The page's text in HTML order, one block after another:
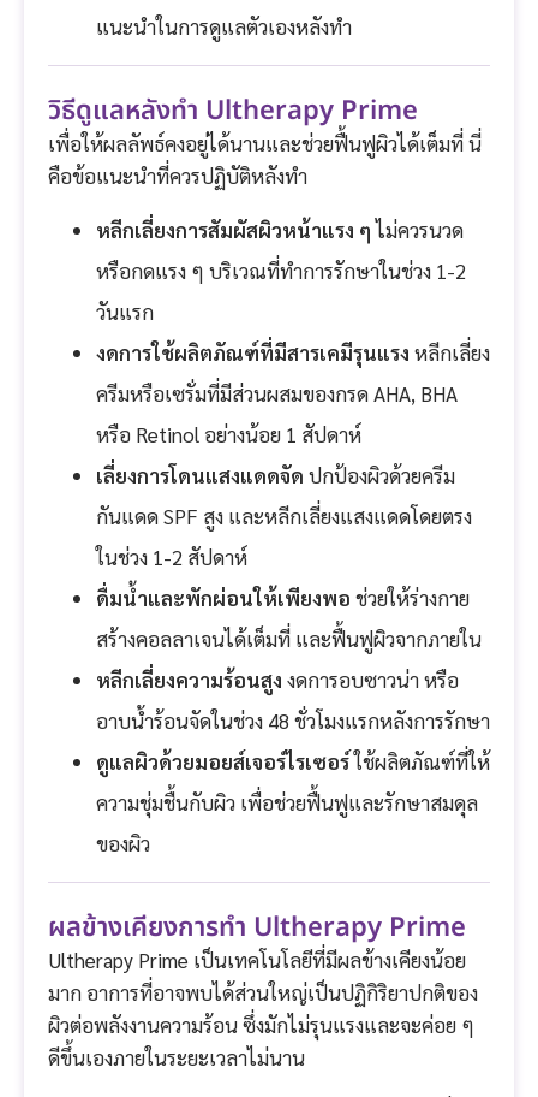
แนะนำในการดูแลตัวเองหลังทำ
วิธีดูแลหลังทำ Ultherapy Prime
เพื่อให้ผลลัพธ์คงอยู่ได้นานและช่วยฟื้นฟูผิวได้เต็มที่ นี่
คือข้อแนะนำที่ควรปฏิบัติหลังทำ
หลีกเลี่ยงการสัมผัสผิวหน้าแรง ๆไม่ควรนวด
หรือกดแรง ๆ บริเวณที่ทำการรักษาในช่วง 1-2
วันแรก
งดการใช้ผลิตภัณฑ์ที่มีสารเคมีรุนแรง หลีกเลี่ยง
ครีมหรือเซรั่มที่มีส่วนผสมของกรด AHA, BHA
หรือ Retinol อย่างน้อย 1 สัปดาห์
เลี่ยงการโดนแสงแดดจัด ปกป้องผิวด้วยครีม
กันแดด SPF สูง และหลีกเลี่ยงแสงแดดโดยตรง
ในช่วง 1-2 สัปดาห์
ดื่มน้ำและพักผ่อนให้เพียงพอ ช่วยให้ร่างกาย
สร้างคอลลาเจนได้เต็มที่ และฟื้นฟูผิวจากภายใน
หลีกเลี่ยงความร้อนสูง งดการอบซาวน่า หรือ
อาบน้ำร้อนจัดในช่วง 48 ชั่วโมงแรกหลังการรักษา
ดูแลผิวด้วยมอยส์เจอร์ไรเซอร์ใช้ผลิตภัณฑ์ที่ให้
ความชุ่มชื้นกับผิว เพื่อช่วยฟื้นฟูและรักษาสมดุล
ของผิว
ผลข้างเคียงการทำ Ultherapy Prime
Ultherapy Prime เป็นเทคโนโลยีที่มีผลข้างเคียงน้อย
มาก อาการที่อาจพบได้ส่วนใหญ่เป็นปฏิกิริยาปกติของ
ผิวต่อพลังงานความร้อน ซึ่งมักไม่รุนแรงและจะค่อย ๆ
ดีขึ้นเองภายในระยะเวลาไม่นาน